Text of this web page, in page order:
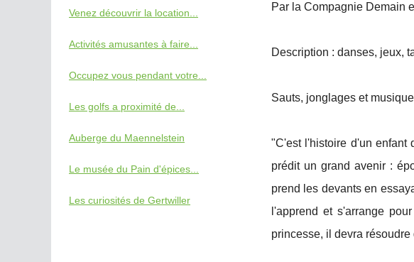
Par la Compagnie Demain
Description : danses, jeux,
Sauts, jonglages et
"C'est l'histoire d'un enfant
prédit un grand avenir :
prend les devants en
l'apprend et s'arrange
princesse, il devra
Venez découvrir la location...
Activités amusantes à faire...
Occupez vous pendant votre...
Les golfs a proximité de...
Auberge du Maennelstein
Le musée du Pain d'épices...
Les curiosités de Gertwiller